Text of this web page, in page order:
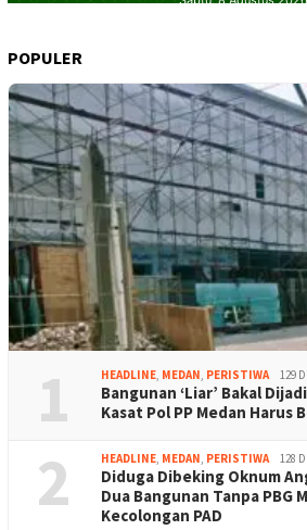
POPULER
1 HEADLINE, MEDAN, PERISTIWA 129
Bangunan ‘Liar’ Bakal
Kasat Pol PP Medan Harus
2 HEADLINE, MEDAN, PERISTIWA 128
Diduga Dibeking Oknum
Dua Bangunan Tanpa PBG
Kecolongan PAD